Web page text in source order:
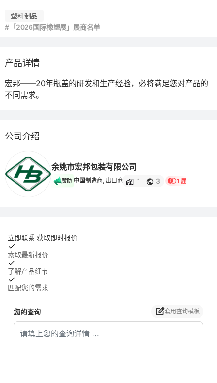
塑料制品
#「2026国际橡塑展」展商名单
产品详情
宏邦——20年瓶盖的研发和生产经验，必将满足您对产品的
不同需求。
公司介绍
余姚市宏邦包装有限公司
赞助 中国制造商, 出口商 1 3 1 届
立即联系 获取即时报价
索取最新报价
了解产品细节
匹配您的需求
您的查询 套用查询模板